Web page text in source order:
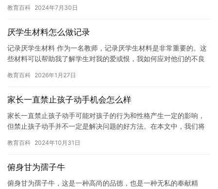
这…
教育百科 2024年7月30日
厌学生材料怎么做记录
记录厌学生材料 作为一名教师，记录厌学生材料是非常重要的。这
些材料可以帮助我了解学生对我的爱或恨，我如何应对他们的不良
料…
教育百科 2026年1月27日
家长一直禁止孩子动手机会怎么样
家长一直禁止孩子动手可能对孩子的行为和性格产生一定的影响，
但禁止孩子动手并不一定是解决问题的好方法。在本文中，我们将
手可…
教育百科 2024年10月31日
俯身甘为孺子牛
俯身甘为孺子牛，这是一种高尚的品德，也是一种无私的奉献精